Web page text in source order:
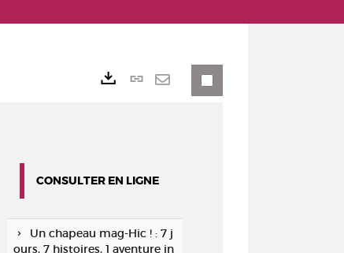
Lien
CONSULTER EN LIGNE
Un chapeau mag-Hic ! : 7 j
ours, 7 histoires, 1 aventure in